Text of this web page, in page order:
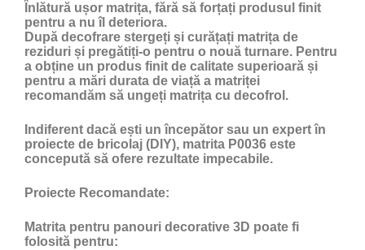
Înlătură ușor matrița, fără să forțați produsul finit
pentru a nu îl deteriora.
După decofrare stergeți și curățați matrița de
reziduri și pregătiți-o pentru o nouă turnare. Pentru
a obține un produs finit de calitate superioară și
pentru a mări durata de viață a matriței
recomandăm să ungeți matrița cu decofrol .
Indiferent dacă ești un începător sau un expert în
proiecte de bricolaj (DIY), matrita P0036 este
concepută să ofere rezultate impecabile.
Proiecte Recomandate:
Matrita pentru panouri decorative 3D poate fi
folosită pentru: